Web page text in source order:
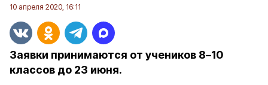
10 апреля 2020, 16:11
Заявки принимаются от учеников 8–10
классов до 23 июня.